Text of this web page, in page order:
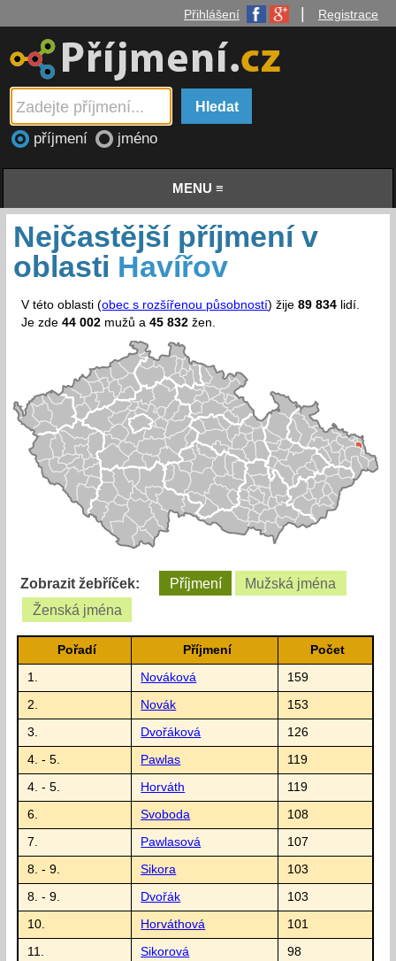
Přihlášení Registrace
příjmení jméno
MENU ≡
Nejčastější příjmení v
oblasti Havířov
V této oblasti (obec s rozšířenou působností) žije89 834 lidí.
Je zde44 002 mužů a45 832 žen.
Zobrazit žebříček: Příjmení
Mužská jména
Ženská jména
Pořadí Příjmení Počet
1. Nováková 159
2. Novák 153
3. Dvořáková 126
4. - 5. Pawlas 119
4. - 5. Horváth 119
6. Svoboda 108
7. Pawlasová 107
8. - 9. Sikora 103
8. - 9. Dvořák 103
10. Horváthová 101
11. Sikorová 98